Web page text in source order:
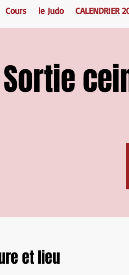
Cours le Judo CALENDRIER
Sortie
et lieu